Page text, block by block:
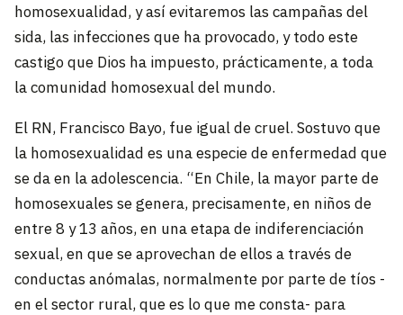
homosexualidad, y así evitaremos las campañas del
sida, las infecciones que ha provocado, y todo este
castigo que Dios ha impuesto, prácticamente, a toda
la comunidad homosexual del mundo.
El RN, Francisco Bayo, fue igual de cruel. Sostuvo que
la homosexualidad es una especie de enfermedad que
se da en la adolescencia. “En Chile, la mayor parte de
homosexuales se genera, precisamente, en niños de
entre 8 y 13 años, en una etapa de indiferenciación
sexual, en que se aprovechan de ellos a través de
conductas anómalas, normalmente por parte de tíos -
en el sector rural, que es lo que me consta- para